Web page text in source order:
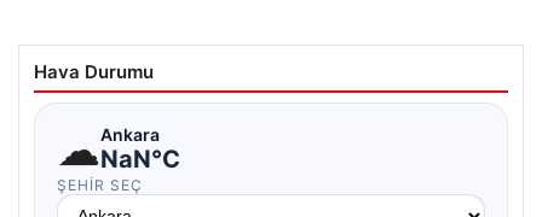
Hava Durumu
☁Ankara
NaN°C
ŞEHIR SEÇ